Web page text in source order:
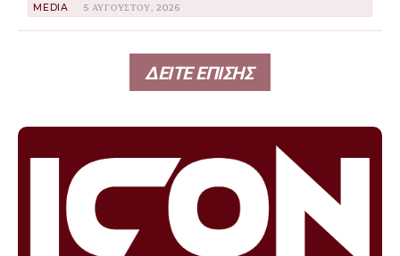
MEDIA 5 ΑΥΓΟΎΣΤΟΥ, 2026
ΔΕΙΤΕ ΕΠΙΣΗΣ